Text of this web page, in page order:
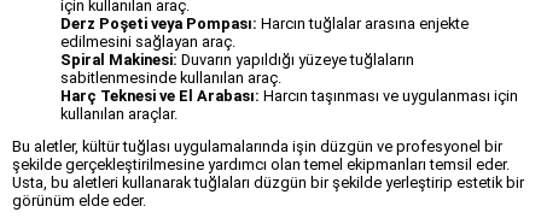
için kullanılan araç.
Derz Poşeti veya Pompası: Harcın tuğlalar arasına enjekte
edilmesini sağlayan araç.
Spiral Makinesi: Duvarın yapıldığı yüzeye tuğlaların
sabitlenmesinde kullanılan araç.
Harç Teknesi ve El Arabası: Harcın taşınması ve uygulanması için
kullanılan araçlar.
Bu aletler, kültür tuğlası uygulamalarında işin düzgün ve profesyonel bir
şekilde gerçekleştirilmesine yardımcı olan temel ekipmanları temsil eder.
Usta, bu aletleri kullanarak tuğlaları düzgün bir şekilde yerleştirip estetik bir
görünüm elde eder.